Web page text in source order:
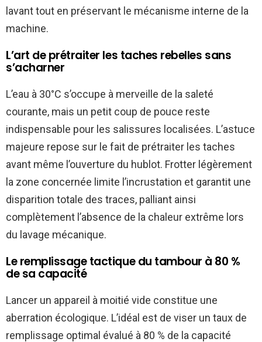
lavant tout en préservant le mécanisme interne de la
machine.
L’art de prétraiter les taches rebelles sans
s’acharner
L’eau à 30°C s’occupe à merveille de la saleté
courante, mais un petit coup de pouce reste
indispensable pour les salissures localisées. L’astuce
majeure repose sur le fait de prétraiter les taches
avant même l’ouverture du hublot. Frotter légèrement
la zone concernée limite l’incrustation et garantit une
disparition totale des traces, palliant ainsi
complètement l’absence de la chaleur extrême lors
du lavage mécanique.
Le remplissage tactique du tambour à 80 %
de sa capacité
Lancer un appareil à moitié vide constitue une
aberration écologique. L’idéal est de viser un taux de
remplissage optimal évalué à 80 % de la capacité